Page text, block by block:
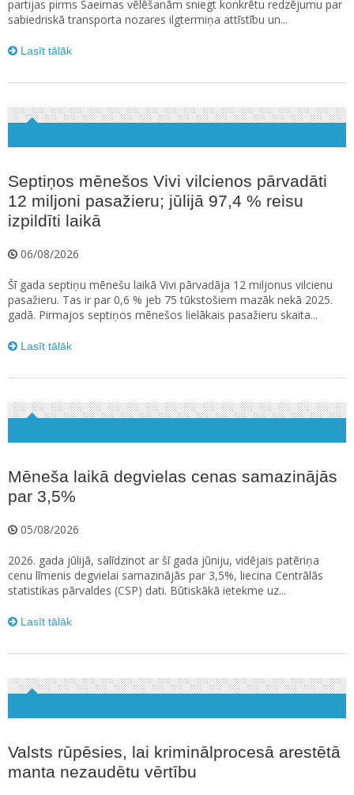
partijas pirms Saeimas vēlēšanām sniegt konkrētu redzējumu par
sabiedriskā transporta nozares ilgtermiņa attīstību un...
Lasīt tālāk
Septiņos mēnešos Vivi vilcienos pārvadāti
12 miljoni pasažieru; jūlijā 97,4 % reisu
izpildīti laikā
06/08/2026
Šī gada septiņu mēnešu laikā Vivi pārvadāja 12 miljonus vilcienu
pasažieru. Tas ir par 0,6 % jeb 75 tūkstošiem mazāk nekā 2025.
gadā. Pirmajos septiņos mēnešos lielākais pasažieru skaita...
Lasīt tālāk
Mēneša laikā degvielas cenas samazinājās
par 3,5%
05/08/2026
2026. gada jūlijā, salīdzinot ar šī gada jūniju, vidējais patēriņa
cenu līmenis degvielai samazinājās par 3,5%, liecina Centrālās
statistikas pārvaldes (CSP) dati. Būtiskākā ietekme uz...
Lasīt tālāk
Valsts rūpēsies, lai kriminālprocesā arestētā
manta nezaudētu vērtību